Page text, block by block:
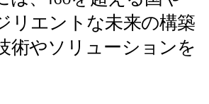
リエントな未来の構築
術やソリューションを